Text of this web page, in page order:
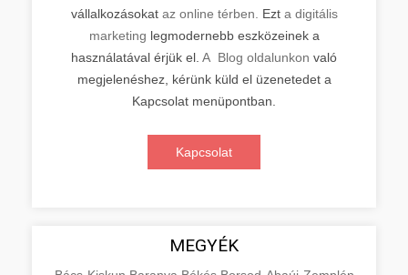
vállalkozásokat az online térben. Ezt a digitális
marketing legmodernebb eszközeinek a
használatával érjük el. A Blog oldalunkon való
megjelenéshez, kérünk küld el üzenetedet a
Kapcsolat menüpontban.
Kapcsolat
MEGYÉK